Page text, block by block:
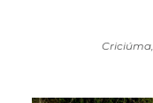
Criciúma,